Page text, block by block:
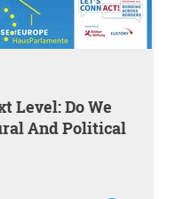
And Political